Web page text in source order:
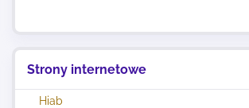
Strony internetowe
Hiab